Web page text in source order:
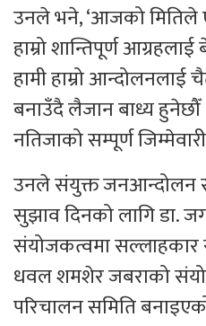
उनले भने, ‘आजको मितिले
हाम्रो शान्तिपूर्ण
हामी हाम्रो
बनाउँदै लैजान बाध्य
नतिजाको सम्पूर्ण
उनले संयुक्त जनआन्दोलन
सुझाव दिनको लागि डा.
संयोजकत्वमा सल्लाहकार
धवल शमशेर जबराको
परिचालन समिति